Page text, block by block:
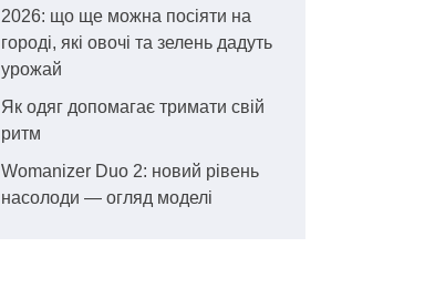
2026: що ще можна посіяти на
городі, які овочі та зелень дадуть
урожай
Як одяг допомагає тримати свій
ритм
Womanizer Duo 2: новий рівень
насолоди — огляд моделі